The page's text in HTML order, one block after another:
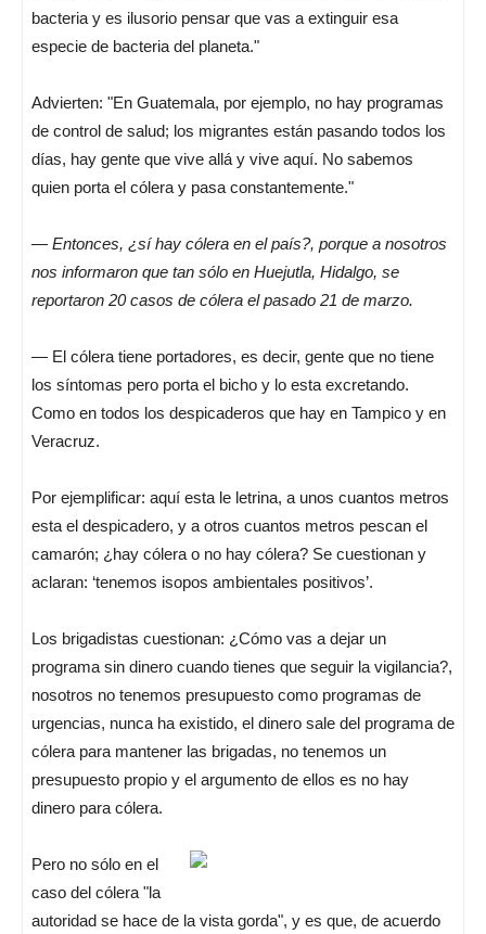
bacteria y es ilusorio pensar que vas a extinguir esa
especie de bacteria del planeta."
Advierten: "En Guatemala, por ejemplo, no hay programas
de control de salud; los migrantes están pasando todos los
días, hay gente que vive allá y vive aquí. No sabemos
quien porta el cólera y pasa constantemente."
— Entonces, ¿sí hay cólera en el país?, porque a nosotros
nos informaron que tan sólo en Huejutla, Hidalgo, se
reportaron 20 casos de cólera el pasado 21 de marzo.
— El cólera tiene portadores, es decir, gente que no tiene
los síntomas pero porta el bicho y lo esta excretando.
Como en todos los despicaderos que hay en Tampico y en
Veracruz.
Por ejemplificar: aquí esta le letrina, a unos cuantos metros
esta el despicadero, y a otros cuantos metros pescan el
camarón; ¿hay cólera o no hay cólera? Se cuestionan y
aclaran: ‘tenemos isopos ambientales positivos’.
Los brigadistas cuestionan: ¿Cómo vas a dejar un
programa sin dinero cuando tienes que seguir la vigilancia?,
nosotros no tenemos presupuesto como programas de
urgencias, nunca ha existido, el dinero sale del programa de
cólera para mantener las brigadas, no tenemos un
presupuesto propio y el argumento de ellos es no hay
dinero para cólera.
Pero no sólo en el
caso del cólera "la
autoridad se hace de la vista gorda", y es que, de acuerdo